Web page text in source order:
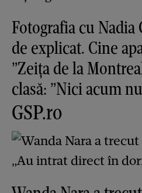
Fotografia cu Nadia
de explicat. Cine
”Zeița de la
clasă: ”Nici acum
GSP.ro